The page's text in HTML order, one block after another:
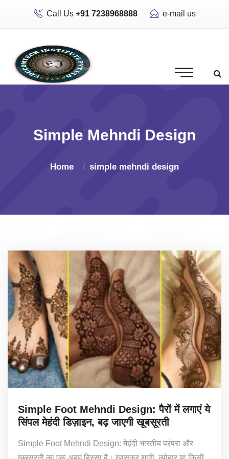
Call Us +91 7238968888 e-mail us
Simple Mehndi Design
Home simple mehndi design
Simple Foot Mehndi Design: पैरों में लगाएं ये
सिंपल मेहंदी डिज़ाइन, बढ़ जाएगी खूबसूरती
Simple Foot Mehndi Design: मेहंदी भारतीय परंपरा और